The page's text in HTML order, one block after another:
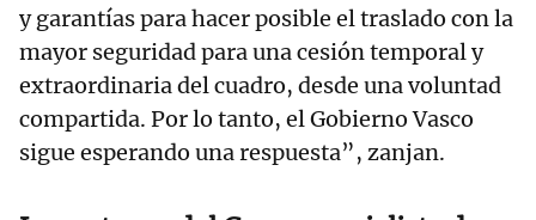
y garantías para hacer posible el traslado con la
mayor seguridad para una cesión temporal y
extraordinaria del cuadro, desde una voluntad
compartida. Por lo tanto, el Gobierno Vasco
sigue esperando una respuesta”, zanjan.